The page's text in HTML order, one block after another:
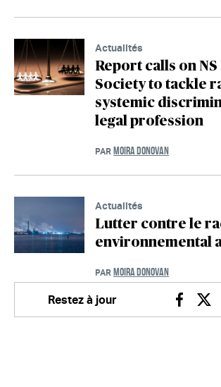
Actualités
Report calls on
Society to tackle
systemic
legal profession
PAR MOIRA DONOVAN
Actualités
Lutter contre le
environnemental
PAR MOIRA DONOVAN
Restez à jour